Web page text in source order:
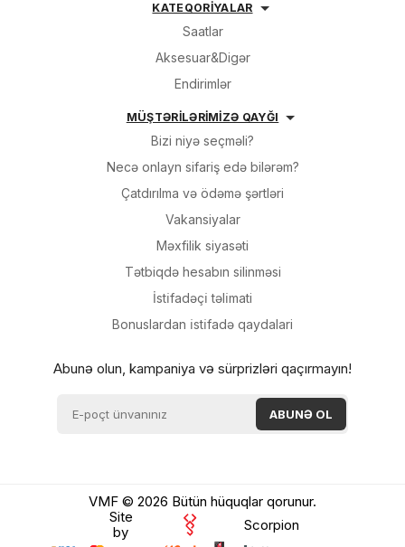
KATEQORİYALAR
Saatlar
Aksesuar&Digər
Endirimlər
MÜŞTƏRİLƏRİMİZƏ QAYĞI
Bizi niyə seçməli?
Necə onlayn sifariş edə bilərəm?
Çatdırılma və ödəmə şərtləri
Vakansiyalar
Məxfilik siyasəti
Tətbiqdə hesabın silinməsi
İsti̇fadəçi̇ təli̇mati
Bonuslardan i̇sti̇fadə qaydalari
Abunə olun, kampaniya və sürprizləri qaçırmayın!
VMF © 2026 Bütün hüquqlar qorunur.
Site
by
Scorpion